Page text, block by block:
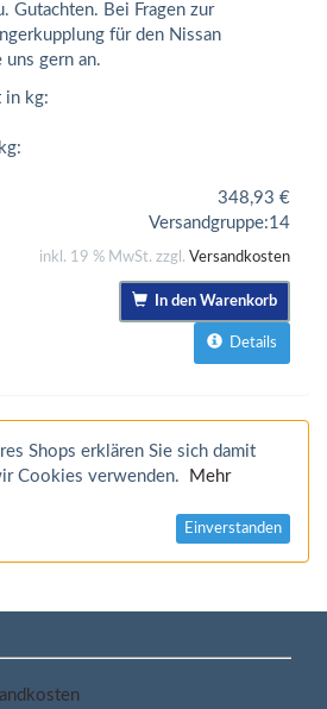
Gutachten. Bei Fragen zur
für den Nissan
uns gern an.
in kg:
348,93 €
Versandgruppe:14
inkl. 19 % MwSt. zzgl. Versandkosten
In den Warenkorb
Details
Shops erklären Sie sich damit
Cookies verwenden.
Mehr
Einverstanden